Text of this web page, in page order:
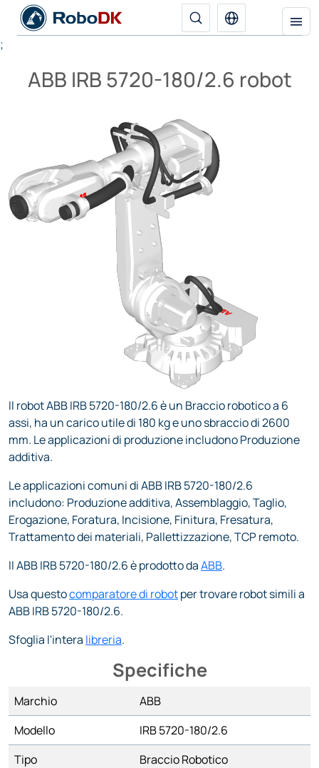
;
ABB IRB 5720-180/2.6 robot
Il robot ABB IRB 5720-180/2.6 è un Braccio robotico a 6
assi, ha un carico utile di 180 kg e uno sbraccio di 2600
mm. Le applicazioni di produzione includono Produzione
additiva.
Le applicazioni comuni di ABB IRB 5720-180/2.6
includono: Produzione additiva, Assemblaggio, Taglio,
Erogazione, Foratura, Incisione, Finitura, Fresatura,
Trattamento dei materiali, Pallettizzazione, TCP remoto.
Il ABB IRB 5720-180/2.6 è prodotto daABB.
Usa questocomparatore di robotper trovare robot simili a
ABB IRB 5720-180/2.6.
Sfoglia l'intera libreria.
Specifiche
Marchio
ABB
Modello
IRB 5720-180/2.6
Tipo
Braccio Robotico